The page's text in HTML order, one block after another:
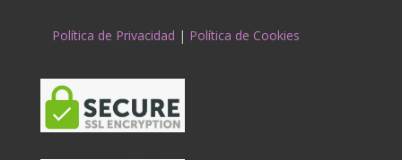
Política de Privacidad | Política de Cookies